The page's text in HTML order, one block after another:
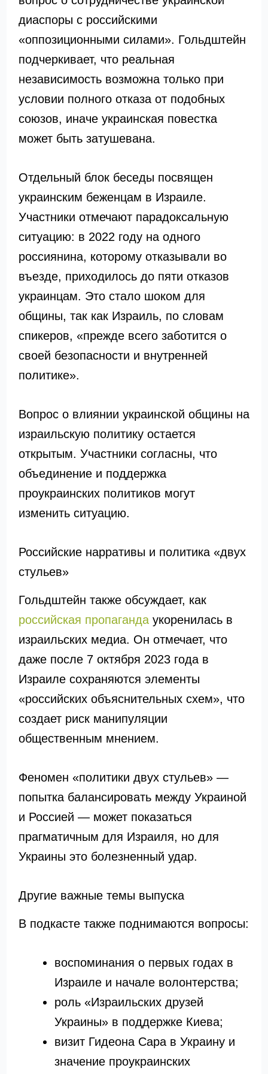
диаспоры с российскими
«оппозиционными силами». Гольдштейн
подчеркивает, что реальная
независимость возможна только при
условии полного отказа от подобных
союзов, иначе украинская повестка
может быть затушевана.
Отдельный блок беседы посвящен
украинским беженцам в Израиле.
Участники отмечают парадоксальную
ситуацию: в 2022 году на одного
россиянина, которому отказывали во
въезде, приходилось до пяти отказов
украинцам. Это стало шоком для
общины, так как Израиль, по словам
спикеров, «прежде всего заботится о
своей безопасности и внутренней
политике».
Вопрос о влиянии украинской общины на
израильскую политику остается
открытым. Участники согласны, что
объединение и поддержка
проукраинских политиков могут
изменить ситуацию.
Российские нарративы и политика «двух
стульев»
Гольдштейн также обсуждает, как
российская пропагандаукоренилась в
израильских медиа. Он отмечает, что
даже после 7 октября 2023 года в
Израиле сохраняются элементы
«российских объяснительных схем», что
создает риск манипуляции
общественным мнением.
Феномен «политики двух стульев» —
попытка балансировать между Украиной
и Россией — может показаться
прагматичным для Израиля, но для
Украины это болезненный удар.
Другие важные темы выпуска
В подкасте также поднимаются вопросы:
воспоминания о первых годах в
Израиле и начале волонтерства;
роль «Израильских друзей
Украины» в поддержке Киева;
визит Гидеона Сара в Украину и
значение проукраинских